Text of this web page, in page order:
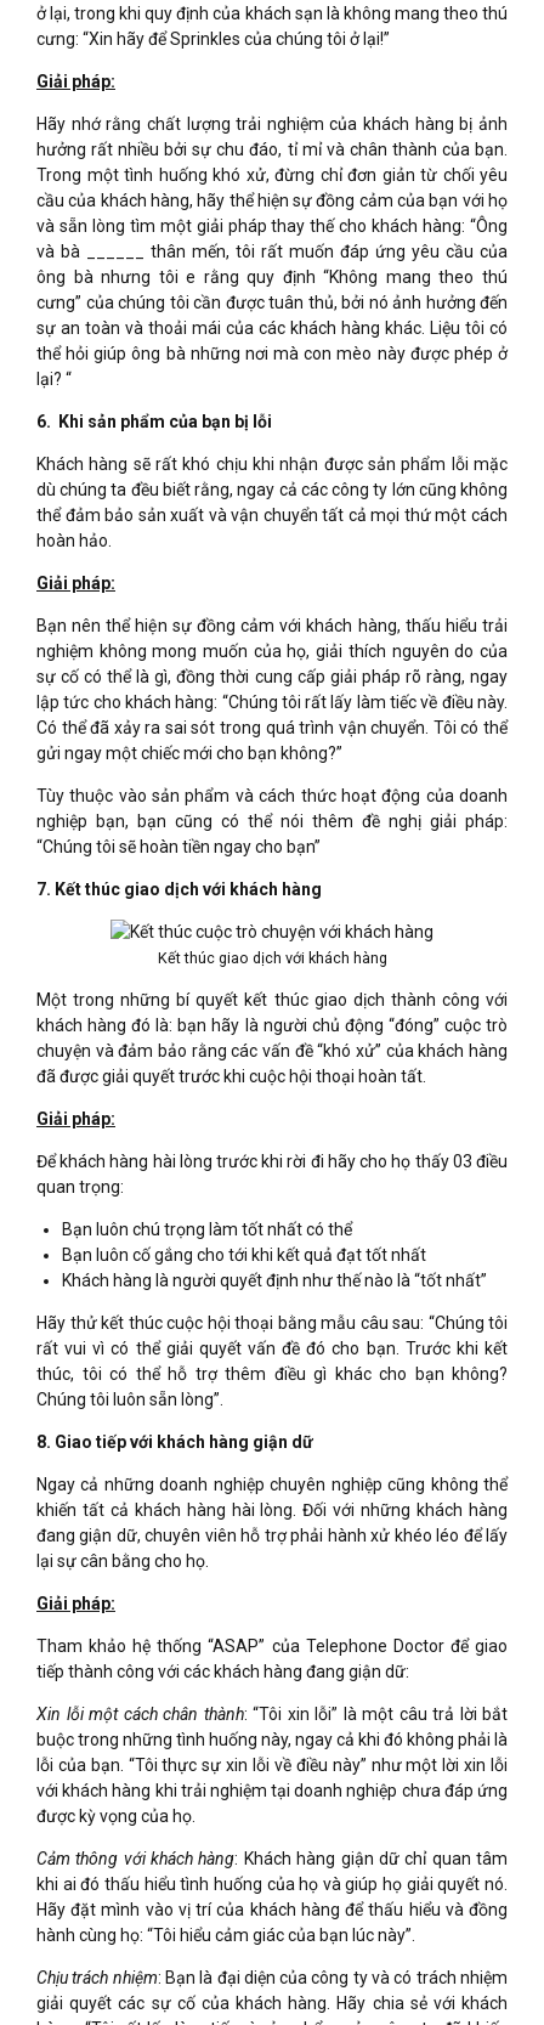
ở lại, trong khi quy định của khách sạn là không mang theo thú
cưng: “Xin hãy để Sprinkles của chúng tôi ở lại!”
Giải pháp:
Hãy nhớ rằng chất lượng trải nghiệm của khách hàng bị ảnh
hưởng rất nhiều bởi sự chu đáo, tỉ mỉ và chân thành của bạn.
Trong một tình huống khó xử, đừng chỉ đơn giản từ chối yêu
cầu của khách hàng, hãy thể hiện sự đồng cảm của bạn với họ
và sẵn lòng tìm một giải pháp thay thế cho khách hàng: “Ông
và bà ______ thân mến, tôi rất muốn đáp ứng yêu cầu của
ông bà nhưng tôi e rằng quy định “Không mang theo thú
cưng” của chúng tôi cần được tuân thủ, bởi nó ảnh hưởng đến
sự an toàn và thoải mái của các khách hàng khác. Liệu tôi có
thể hỏi giúp ông bà những nơi mà con mèo này được phép ở
lại? “
6. Khi sản phẩm của bạn bị lỗi
Khách hàng sẽ rất khó chịu khi nhận được sản phẩm lỗi mặc
dù chúng ta đều biết rằng, ngay cả các công ty lớn cũng không
thể đảm bảo sản xuất và vận chuyển tất cả mọi thứ một cách
hoàn hảo.
Giải pháp:
Bạn nên thể hiện sự đồng cảm với khách hàng, thấu hiểu trải
nghiệm không mong muốn của họ, giải thích nguyên do của
sự cố có thể là gì, đồng thời cung cấp giải pháp rõ ràng, ngay
lập tức cho khách hàng: “Chúng tôi rất lấy làm tiếc về điều này.
Có thể đã xảy ra sai sót trong quá trình vận chuyển. Tôi có thể
gửi ngay một chiếc mới cho bạn không?”
Tùy thuộc vào sản phẩm và cách thức hoạt động của doanh
nghiệp bạn, bạn cũng có thể nói thêm đề nghị giải pháp:
“Chúng tôi sẽ hoàn tiền ngay cho bạn”
7. Kết thúc giao dịch với khách hàng
Kết thúc giao dịch với khách hàng
Một trong những bí quyết kết thúc giao dịch thành công với
khách hàng đó là: bạn hãy là người chủ động “đóng” cuộc trò
chuyện và đảm bảo rằng các vấn đề “khó xử” của khách hàng
đã được giải quyết trước khi cuộc hội thoại hoàn tất.
Giải pháp:
Để khách hàng hài lòng trước khi rời đi hãy cho họ thấy 03 điều
quan trọng:
Bạn luôn chú trọng làm tốt nhất có thể
Bạn luôn cố gắng cho tới khi kết quả đạt tốt nhất
Khách hàng là người quyết định như thế nào là “tốt nhất”
Hãy thử kết thúc cuộc hội thoại bằng mẫu câu sau: “Chúng tôi
rất vui vì có thể giải quyết vấn đề đó cho bạn. Trước khi kết
thúc, tôi có thể hỗ trợ thêm điều gì khác cho bạn không?
Chúng tôi luôn sẵn lòng”.
8. Giao tiếp với khách hàng giận dữ
Ngay cả những doanh nghiệp chuyên nghiệp cũng không thể
khiến tất cả khách hàng hài lòng. Đối với những khách hàng
đang giận dữ, chuyên viên hỗ trợ phải hành xử khéo léo để lấy
lại sự cân bằng cho họ.
Giải pháp:
Tham khảo hệ thống “ASAP” của Telephone Doctor để giao
tiếp thành công với các khách hàng đang giận dữ:
Xin lỗi một cách chân thành: “Tôi xin lỗi” là một câu trả lời bắt
buộc trong những tình huống này, ngay cả khi đó không phải là
lỗi của bạn. “Tôi thực sự xin lỗi về điều này” như một lời xin lỗi
với khách hàng khi trải nghiệm tại doanh nghiệp chưa đáp ứng
được kỳ vọng của họ.
Cảm thông với khách hàng: Khách hàng giận dữ chỉ quan tâm
khi ai đó thấu hiểu tình huống của họ và giúp họ giải quyết nó.
Hãy đặt mình vào vị trí của khách hàng để thấu hiểu và đồng
hành cùng họ: “Tôi hiểu cảm giác của bạn lúc này”.
Chịu trách nhiệm: Bạn là đại diện của công ty và có trách nhiệm
giải quyết các sự cố của khách hàng. Hãy chia sẻ với khách